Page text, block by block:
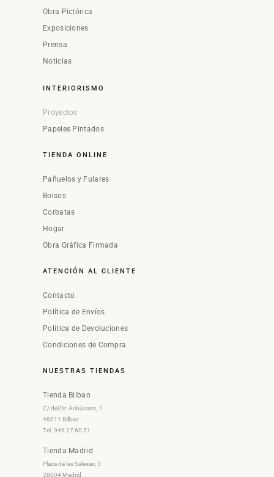
Obra Pictórica
Exposiciones
Prensa
Noticias
INTERIORISMO
Proyectos
Papeles Pintados
TIENDA ONLINE
Pañuelos y Fulares
Bolsos
Corbatas
Hogar
Obra Gráfica Firmada
ATENCIÓN AL CLIENTE
Contacto
Política de Envíos
Política de Devoluciones
Condiciones de Compra
NUESTRAS TIENDAS
Tienda Bilbao
C/ del Dr. Achúcarro, 1
48011 Bilbao
Tel. 946 27 60 51
Tienda Madrid
Plaza de las Salesas, 3
28004 Madrid